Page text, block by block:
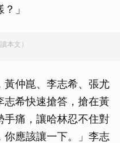
」
本文）
黃仲崑、李志希、張尤
志希快速搶答，搶在黃
手痛，讓哈林忍不住對
你應該讓一下。」李志